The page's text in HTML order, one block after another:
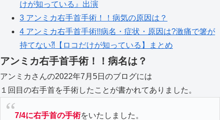
けが知っている』出演
3 アンミカ右手首手術！！病気の原因は？
4 アンミカ右手首手術!!病名・症状・原因は?激痛で箸が
持てない⁈【ロコだけが知っている】まとめ
アンミカ右手首手術！！病名は？
アンミカさんの2022年7月5日のブログには
１回目の右手首を手術したことが書かれてありました。
7/4に右手首の手術をいたしました。